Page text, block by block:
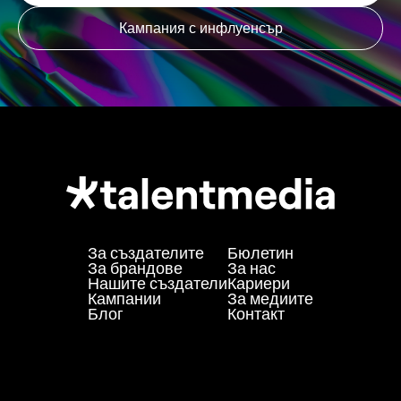
Кампания с инфлуенсър
За създателите
За брандове
Нашите създатели
Кампании
Блог
Бюлетин
За нас
Кариери
За медиите
Контакт